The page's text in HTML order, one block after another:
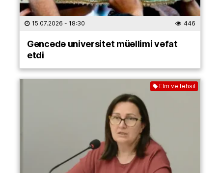
15.07.2026 - 18:30 446
Gəncədə universitet müəllimi vəfat
etdi
Elm və təhsil